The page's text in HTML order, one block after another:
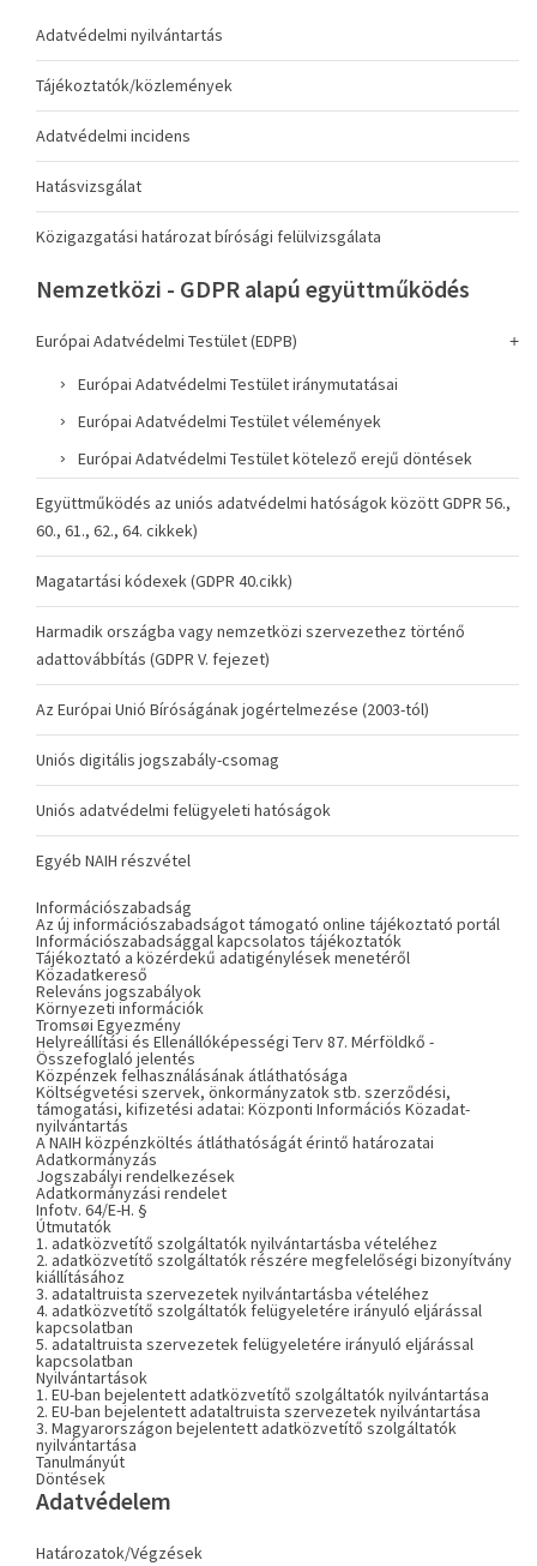
Adatvédelmi nyilvántartás
Tájékoztatók/közlemények
Adatvédelmi incidens
Hatásvizsgálat
Közigazgatási határozat bírósági felülvizsgálata
Nemzetközi - GDPR alapú együttműködés
Európai Adatvédelmi Testület (EDPB)
Európai Adatvédelmi Testület iránymutatásai
Európai Adatvédelmi Testület vélemények
Európai Adatvédelmi Testület kötelező erejű döntések
Együttműködés az uniós adatvédelmi hatóságok között GDPR 56.,
60., 61., 62., 64. cikkek)
Magatartási kódexek (GDPR 40.cikk)
Harmadik országba vagy nemzetközi szervezethez történő
adattovábbítás (GDPR V. fejezet)
Az Európai Unió Bíróságának jogértelmezése (2003-tól)
Uniós digitális jogszabály-csomag
Uniós adatvédelmi felügyeleti hatóságok
Egyéb NAIH részvétel
Információszabadság
Az új információszabadságot támogató online tájékoztató portál
Információszabadsággal kapcsolatos tájékoztatók
Tájékoztató a közérdekű adatigénylések menetéről
Közadatkereső
Releváns jogszabályok
Környezeti információk
Tromsøi Egyezmény
Helyreállítási és Ellenállóképességi Terv 87. Mérföldkő -
Összefoglaló jelentés
Közpénzek felhasználásának átláthatósága
Költségvetési szervek, önkormányzatok stb. szerződési,
támogatási, kifizetési adatai: Központi Információs Közadat-
nyilvántartás
A NAIH közpénzköltés átláthatóságát érintő határozatai
Adatkormányzás
Jogszabályi rendelkezések
Adatkormányzási rendelet
Infotv. 64/E-H. §
Útmutatók
1. adatközvetítő szolgáltatók nyilvántartásba vételéhez
2. adatközvetítő szolgáltatók részére megfelelőségi bizonyítvány
kiállításához
3. adataltruista szervezetek nyilvántartásba vételéhez
4. adatközvetítő szolgáltatók felügyeletére irányuló eljárással
kapcsolatban
5. adataltruista szervezetek felügyeletére irányuló eljárással
kapcsolatban
Nyilvántartások
1. EU-ban bejelentett adatközvetítő szolgáltatók nyilvántartása
2. EU-ban bejelentett adataltruista szervezetek nyilvántartása
3. Magyarországon bejelentett adatközvetítő szolgáltatók
nyilvántartása
Tanulmányút
Döntések
Adatvédelem
Határozatok/Végzések